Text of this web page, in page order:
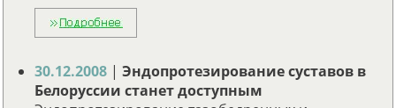
30.12.2008 | Эндопротезирование суставов в
Белоруссии станет доступным